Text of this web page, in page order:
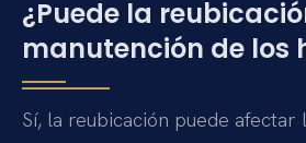
¿Puede la
manutención de los
Sí, la reubicación puede afectar